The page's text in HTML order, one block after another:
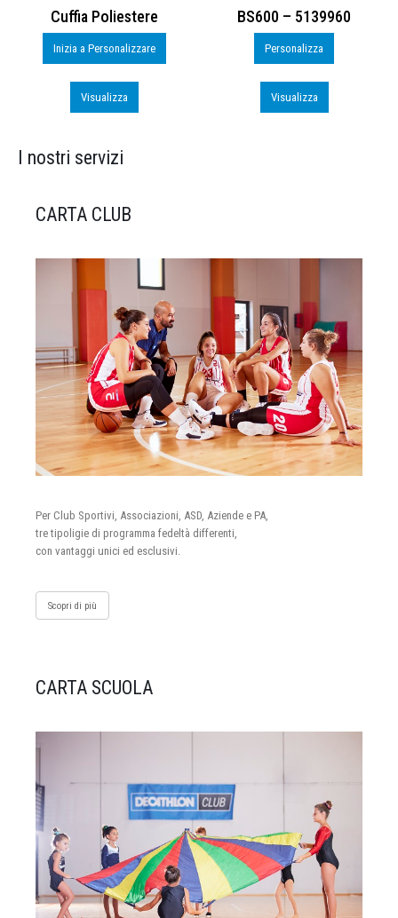
Cuffia Poliestere
Inizia a Personalizzare
Visualizza
BS600 – 5139960
Personalizza
Visualizza
I nostri servizi
CARTA CLUB
Per Club Sportivi, Associazioni, ASD, Aziende e PA,
tre tipoligie di programma fedeltà differenti,
con vantaggi unici ed esclusivi.
Scopri di più
CARTA SCUOLA